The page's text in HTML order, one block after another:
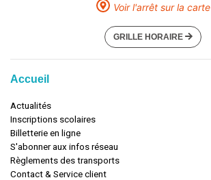
Voir l'arrêt sur la carte
GRILLE HORAIRE
Accueil
Actualités
Inscriptions scolaires
Billetterie en ligne
S'abonner aux infos réseau
Règlements des transports
Contact & Service client